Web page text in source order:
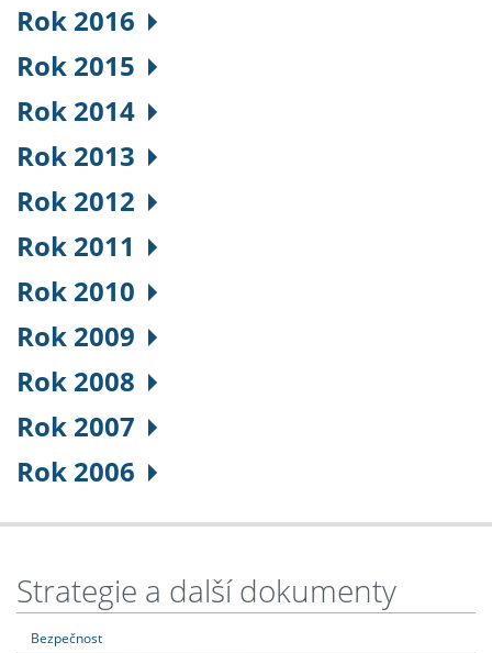
Rok 2016
Rok 2015
Rok 2014
Rok 2013
Rok 2012
Rok 2011
Rok 2010
Rok 2009
Rok 2008
Rok 2007
Rok 2006
Strategie a další dokumenty
Bezpečnost